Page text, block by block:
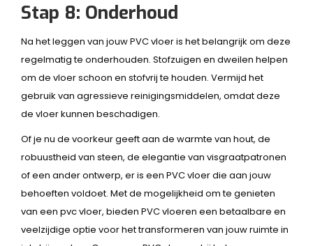
Stap 8: Onderhoud
Na het leggen van jouw PVC vloer is het belangrijk om deze
regelmatig te onderhouden. Stofzuigen en dweilen helpen
om de vloer schoon en stofvrij te houden. Vermijd het
gebruik van agressieve reinigingsmiddelen, omdat deze
de vloer kunnen beschadigen.
Of je nu de voorkeur geeft aan de warmte van hout, de
robuustheid van steen, de elegantie van visgraatpatronen
of een ander ontwerp, er is een PVC vloer die aan jouw
behoeften voldoet. Met de mogelijkheid om te genieten
van een pvc vloer, bieden PVC vloeren een betaalbare en
veelzijdige optie voor het transformeren van jouw ruimte in